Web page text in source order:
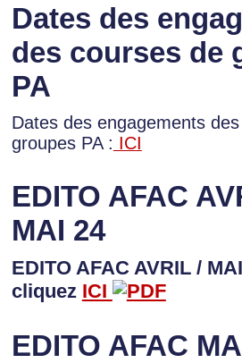
Dates des
des courses de
PA
Dates des engagements
groupes PA : ICI
EDITO AFAC
MAI 24
EDITO AFAC AVRIL /
cliquez ICI
EDITO AFAC